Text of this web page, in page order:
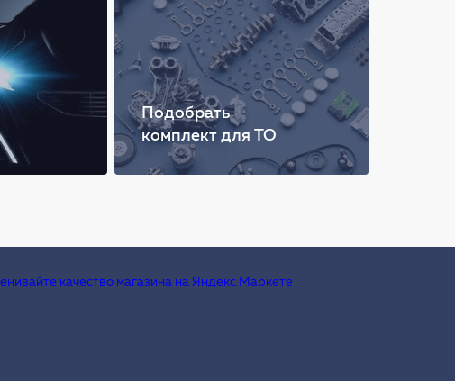
Подобрать
комплект для ТО